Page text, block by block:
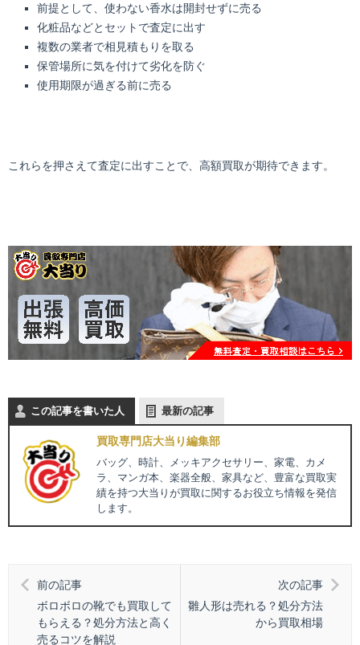
前提として、使わない香水は開封せずに売る
化粧品などとセットで査定に出す
複数の業者で相見積もりを取る
保管場所に気を付けて劣化を防ぐ
使用期限が過ぎる前に売る
これらを押さえて査定に出すことで、高額買取が期待できます。
この記事を書いた人 最新の記事
買取専門店大当り編集部
バッグ、時計、メッキアクセサリー、家電、カメ
ラ、マンガ本、楽器全般、家具など、豊富な買取実
績を持つ大当りが買取に関するお役立ち情報を発信
します。
前の記事
ボロボロの靴でも買取して
もらえる？処分方法と高く
売るコツを解説
次の記事
雛人形は売れる？処分方法
から買取相場